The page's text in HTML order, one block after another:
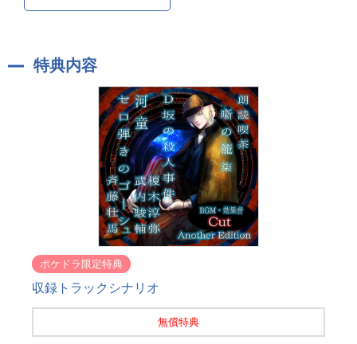
特典内容
ポケドラ限定特典
収録トラックシナリオ
無償特典